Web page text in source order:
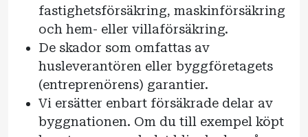
fastighetsförsäkring, maskinförsäkring
och hem- eller villaförsäkring.
De skador som omfattas av
husleverantören eller byggföretagets
(entreprenörens) garantier.
Vi ersätter enbart försäkrade delar av
byggnationen. Om du till exempel köpt